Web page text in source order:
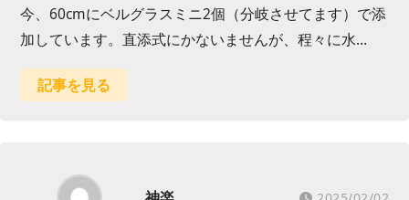
今、60cmにベルグラスミニ2個（分岐させてます）で添
加しています。直添式にかないませんが、程々に水…
記事を見る